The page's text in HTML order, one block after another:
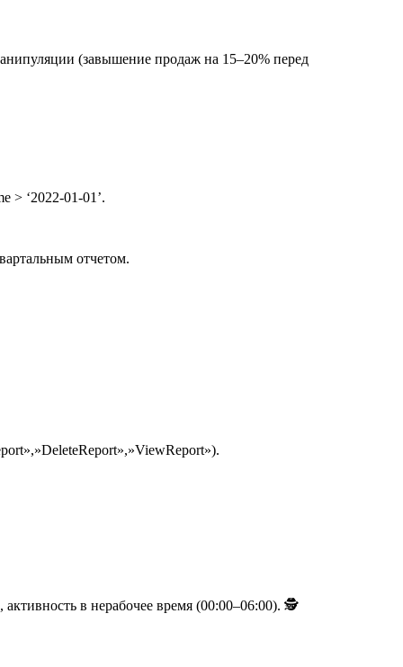
(завышение продаж на 15–20% перед
> ‘2022-01-01’.
отчетом.
активность в нерабочее время (00:00–06:00). 🕵️